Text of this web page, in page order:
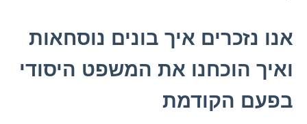
אנו נזכרים איך בונים נוסחאות
ואיך הוכחנו את המשפט היסודי
בפעם הקודמת